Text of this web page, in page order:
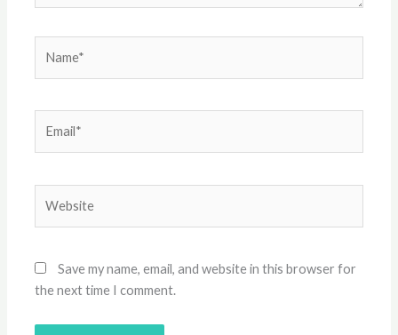
Save my name, email, and website in this browser for
the next time I comment.